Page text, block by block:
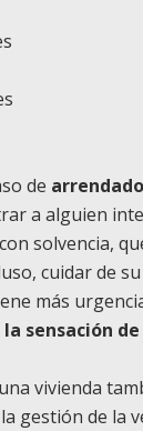
de
a alguien
solvencia,
cuidar de
más
sensación
vivienda
gestión de la